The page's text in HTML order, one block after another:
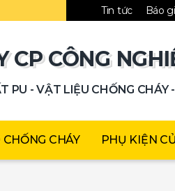
Tin tức Báo
CP CÔNG
PU - VẬT LIỆU CHỐNG CHÁY
CHÁY PHỤ KIỆN